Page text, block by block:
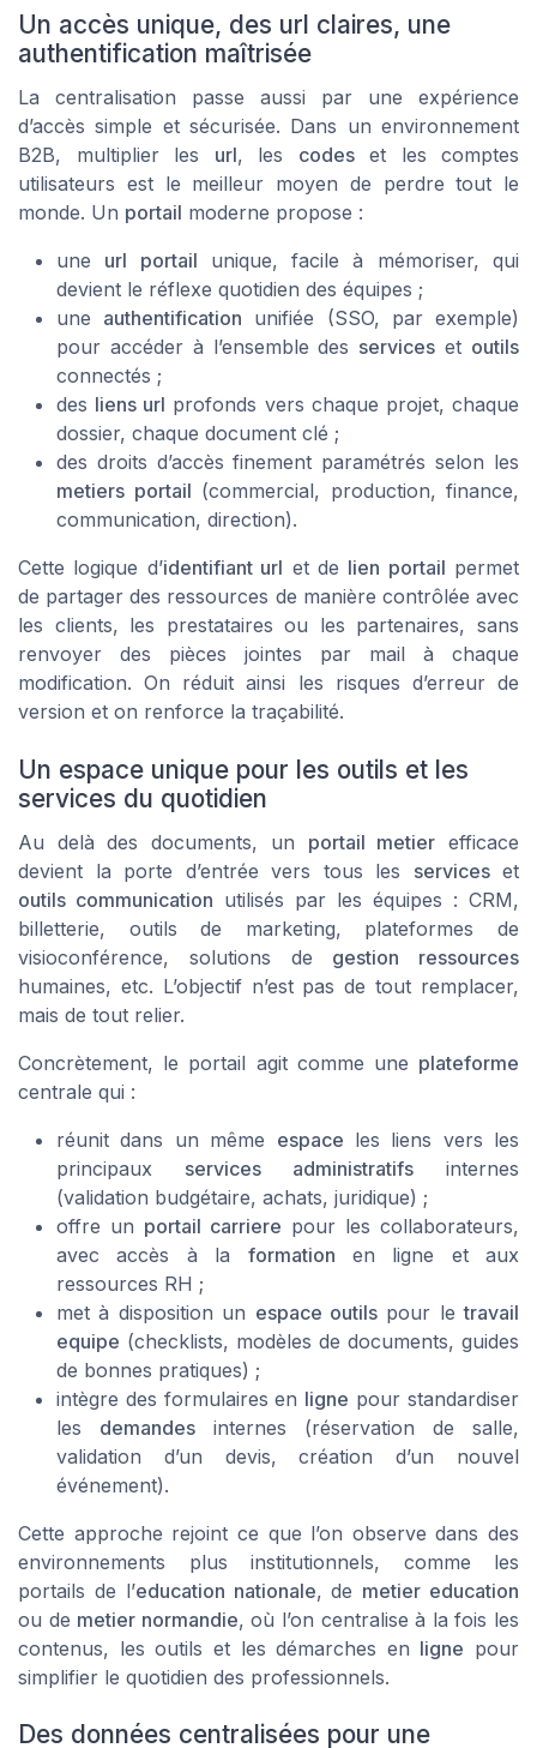
Un accès unique, des url claires, une
authentification maîtrisée
La centralisation passe aussi par une expérience
d’accès simple et sécurisée. Dans un environnement
B2B, multiplier les url, les codeset les comptes
utilisateurs est le meilleur moyen de perdre tout le
monde. Un portail moderne propose :
une url portail unique, facile à mémoriser, qui
devient le réflexe quotidien des équipes ;
une authentification unifiée (SSO, par exemple)
pour accéder à l’ensemble des services et outils
connectés ;
des liens url profonds vers chaque projet, chaque
dossier, chaque document clé ;
des droits d’accès finement paramétrés selon les
metiers portail (commercial, production, finance,
communication, direction).
Cette logique d’identifiant url et de lien portail permet
de partager des ressources de manière contrôlée avec
les clients, les prestataires ou les partenaires, sans
renvoyer des pièces jointes par mail à chaque
modification. On réduit ainsi les risques d’erreur de
version et on renforce la traçabilité.
Un espace unique pour les outils et les
services du quotidien
Au delà des documents, un portail metier efficace
devient la porte d’entrée vers tous les serviceset
outils communication utilisés par les équipes : CRM,
billetterie, outils de marketing, plateformes de
visioconférence, solutions de gestion ressources
humaines, etc. L’objectif n’est pas de tout remplacer,
mais de tout relier.
Concrètement, le portail agit comme une plateforme
centrale qui :
réunit dans un même espace les liens vers les
principaux services administratifs internes
(validation budgétaire, achats, juridique) ;
offre un portail carriere pour les collaborateurs,
avec accès à la formation en ligne et aux
ressources RH ;
met à disposition un espace outilspour letravail
equipe (checklists, modèles de documents, guides
de bonnes pratiques) ;
intègre des formulaires en ligne pour standardiser
les demandes internes (réservation de salle,
validation d’un devis, création d’un nouvel
événement).
Cette approche rejoint ce que l’on observe dans des
environnements plus institutionnels, comme les
portails de l’education nationale, de metier education
ou de metier normandie, où l’on centralise à la fois les
contenus, les outils et les démarches en ligne pour
simplifier le quotidien des professionnels.
Des données centralisées pour une